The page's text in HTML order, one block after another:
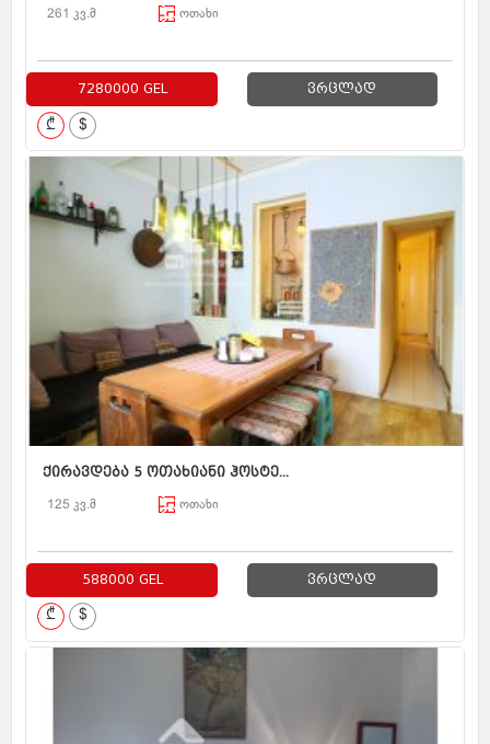
261 კვ.მ ოთახი
7280000 GEL ვრცლად
₾ $
ქირავდება 5 ოთახიანი ჰოსტე...
125 კვ.მ ოთახი
588000 GEL ვრცლად
₾ $